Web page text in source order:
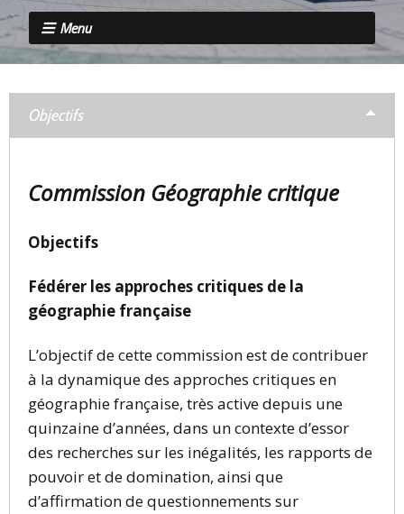
Menu
Objectifs
Commission Géographie critique
Objectifs
Fédérer les approches critiques de la
géographie française
L’objectif de cette commission est de contribuer
à la dynamique des approches critiques en
géographie française, très active depuis une
quinzaine d’années, dans un contexte d’essor
des recherches sur les inégalités, les rapports de
pouvoir et de domination, ainsi que
d’affirmation de questionnements sur